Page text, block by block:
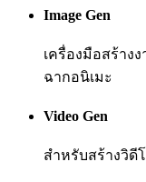
Image Gen
เครื่องมือสร้าง
ฉากอนิเมะ
Video Gen
สำหรับสร้างวิดี